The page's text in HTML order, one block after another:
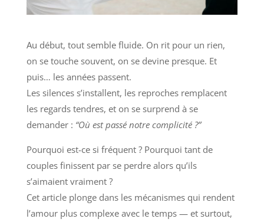
Au début, tout semble fluide. On rit pour un rien,
on se touche souvent, on se devine presque. Et
puis… les années passent.
Les silences s’installent, les reproches remplacent
les regards tendres, et on se surprend à se
demander : “Où est passé notre complicité ?”
Pourquoi est-ce si fréquent ? Pourquoi tant de
couples finissent par se perdre alors qu’ils
s’aimaient vraiment ?
Cet article plonge dans les mécanismes qui rendent
l’amour plus complexe avec le temps — et surtout,